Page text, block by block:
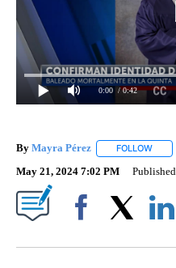
0:00 / 0:42
By Mayra Pérez FOLLOW
May 21, 2024 7:02 PM Published